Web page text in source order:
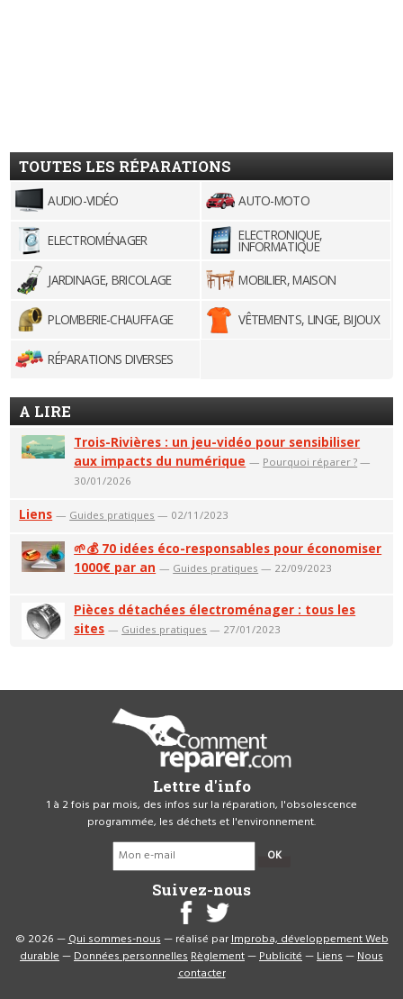
TOUTES LES RÉPARATIONS
AUDIO-VIDÉO AUTO-MOTO
ELECTROMÉNAGER ELECTRONIQUE,
INFORMATIQUE
JARDINAGE, BRICOLAGE
MOBILIER, MAISON
PLOMBERIE-CHAUFFAGE VÊTEMENTS, LINGE, BIJOUX
RÉPARATIONS DIVERSES
A LIRE
Trois-Rivières : un jeu-vidéo pour sensibiliser
aux impacts du numérique — Pourquoi réparer ? —
30/01/2026
Liens — Guides pratiques — 02/11/2023
🌱💰 70 idées éco-responsables pour économiser
1000€ par an — Guides pratiques — 22/09/2023
Pièces détachées électroménager : tous les
sites — Guides pratiques — 27/01/2023
Lettre d'info
1 à 2 fois par mois, des infos sur la réparation, l'obsolescence
programmée, les déchets et l'environnement.
OK
Suivez-nous
© 2026 —Qui sommes-nous— réalisé parImproba, développement Web
durable—Données personnellesRèglement—Publicité—Liens—Nous
contacter